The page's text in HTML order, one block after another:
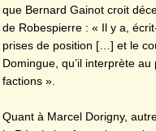
que Bernard Gainot croit
de Robespierre : « Il y a,
prises de position […] et le
Domingue, qu’il interprète
factions ».
Quant à Marcel Dorigny,